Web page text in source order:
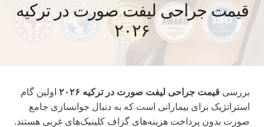
قیمت جراحی لیفت صورت در ترکیه
۲۰۲۶
بررسی قیمت جراحی لیفت صورت در ترکیه ۲۰۲۶
اولین گام
استراتژیک برای بیمارانی است که به دنبال جوانسازی جامع
صورت بدون پرداخت هزینه‌های گزاف کلینیک‌های غربی هستند.